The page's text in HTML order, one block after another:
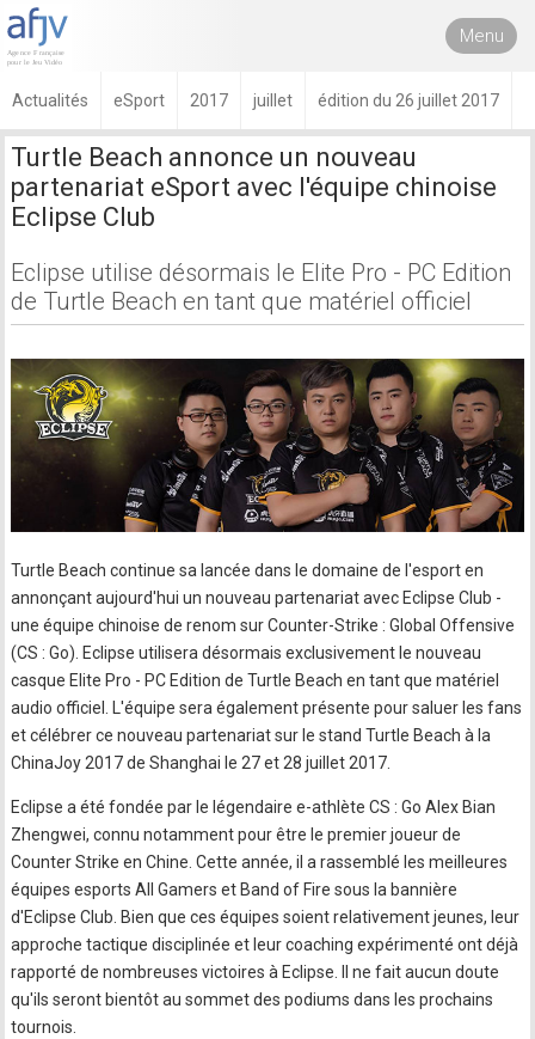
Menu
Actualités eSport 2017 juillet édition du 26 juillet 2017
Turtle Beach annonce un nouveau
partenariat eSport avec l'équipe chinoise
Eclipse Club
Eclipse utilise désormais le Elite Pro - PC Edition
de Turtle Beach en tant que matériel officiel
Turtle Beach continue sa lancée dans le domaine de l'esport en
annonçant aujourd'hui un nouveau partenariat avec Eclipse Club -
une équipe chinoise de renom sur Counter-Strike : Global Offensive
(CS : Go). Eclipse utilisera désormais exclusivement le nouveau
casque Elite Pro - PC Edition de Turtle Beach en tant que matériel
audio officiel. L'équipe sera également présente pour saluer les fans
et célébrer ce nouveau partenariat sur le stand Turtle Beach à la
ChinaJoy 2017 de Shanghai le 27 et 28 juillet 2017.
Eclipse a été fondée par le légendaire e-athlète CS : Go Alex Bian
Zhengwei, connu notamment pour être le premier joueur de
Counter Strike en Chine. Cette année, il a rassemblé les meilleures
équipes esports All Gamers et Band of Fire sous la bannière
d'Eclipse Club. Bien que ces équipes soient relativement jeunes, leur
approche tactique disciplinée et leur coaching expérimenté ont déjà
rapporté de nombreuses victoires à Eclipse. Il ne fait aucun doute
qu'ils seront bientôt au sommet des podiums dans les prochains
tournois.